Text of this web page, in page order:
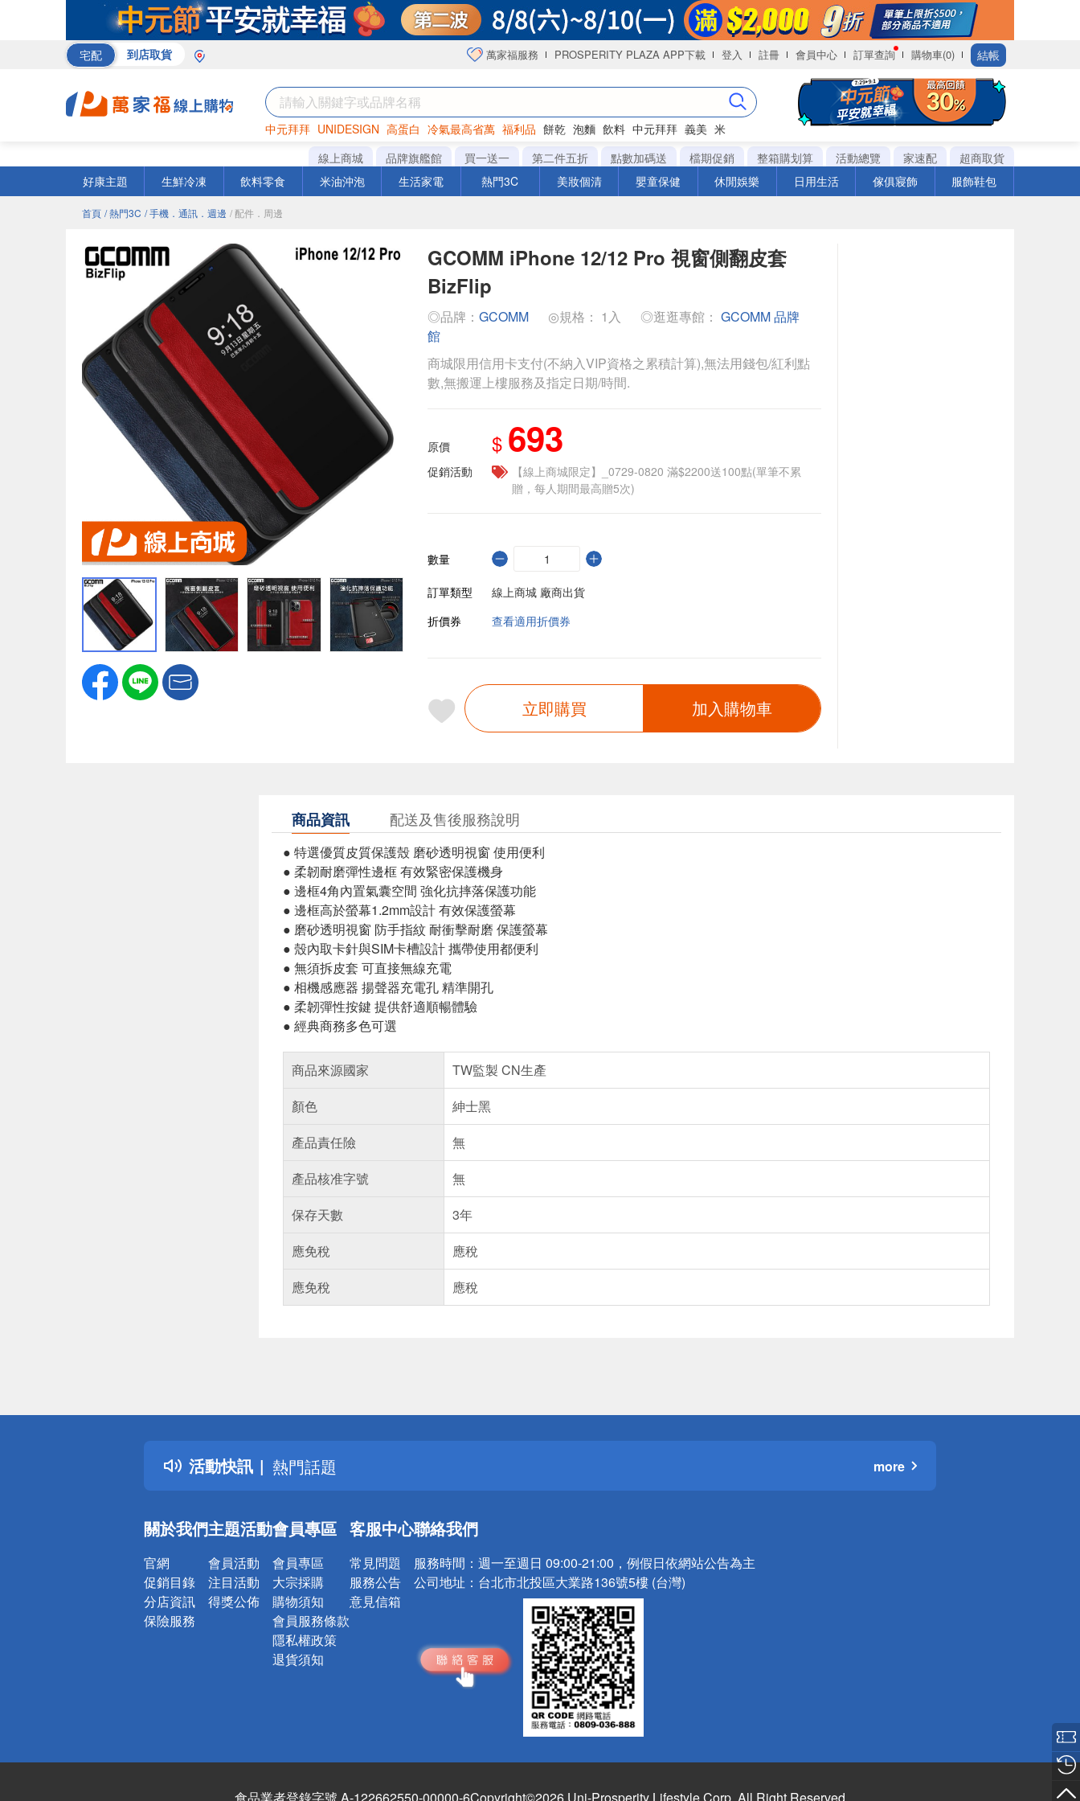
宅配 到店取貨 萬家福服務 PROSPERITY PLAZA APP下載 登入 註冊 會員中心 訂單查詢 購物車(0) 結帳
中元拜拜 UNIDESIGN 高蛋白 冷氣最高省萬 福利品 餅乾 泡麵 飲料 中元拜拜 義美 米
罐頭 咖啡 海苔
線上商城 品牌旗艦館 買一送一 第二件五折 點數加碼送 檔期促銷 整箱購划算 活動總覽 家速配
超商取貨
好康主題
生鮮冷凍 飲料零食 米油沖泡 生活家電 熱門3C 美妝個清 嬰童保健 休閒娛樂 日用生活 傢俱寢飾 服飾鞋包
首頁 / 熱門3C / 手機．通訊．週邊 / 配件．周邊
GCOMM iPhone 12/12 Pro 視窗側翻皮套
BizFlip
◎品牌： GCOMM ◎規格： 1入 ◎逛逛專館： GCOMM 品牌
館
商城限用信用卡支付(不納入VIP資格之累積計算),無法用錢包/紅利點
數,無搬運上樓服務及指定日期/時間.
原價 $ 693
促銷活動
【線上商城限定】_0729-0820 滿$2200送100點(單筆不累
贈，每人期間最高贈5次)
數量
訂單類型
線上商城 廠商出貨
折價券
查看適用折價券
立即購買 加入購物車
商品資訊 配送及售後服務說明
● 特選優質皮質保護殼 磨砂透明視窗 使用便利
● 柔韌耐磨彈性邊框 有效緊密保護機身
● 邊框4角內置氣囊空間 強化抗摔落保護功能
● 邊框高於螢幕1.2mm設計 有效保護螢幕
● 磨砂透明視窗 防手指紋 耐衝擊耐磨 保護螢幕
● 殼內取卡針與SIM卡槽設計 攜帶使用都便利
● 無須拆皮套 可直接無線充電
● 相機感應器 揚聲器充電孔 精準開孔
● 柔韌彈性按鍵 提供舒適順暢體驗
● 經典商務多色可選
商品來源國家
TW監製 CN生產
顏色
紳士黑
產品責任險
無
產品核准字號
無
保存天數
3年
應免稅
應稅
應免稅
應稅
活動快訊
詐騙網頁！請小心！
得獎公告
熱門話題
銀行優惠
詐騙網頁！請小心！
more
關於我們
官網
促銷目錄
分店資訊
保險服務
主題活動
會員活動
注目活動
得獎公佈
會員專區
會員專區
大宗採購
購物須知
會員服務條款
隱私權政策
退貨須知
客服中心
常見問題
服務公告
意見信箱
聯絡我們
服務時間： 週一至週日 09:00-21:00，例假日依網站公告為主
公司地址： 台北市北投區大業路136號5樓 (台灣)
食品業者登錄字號 A-122662550-00000-6